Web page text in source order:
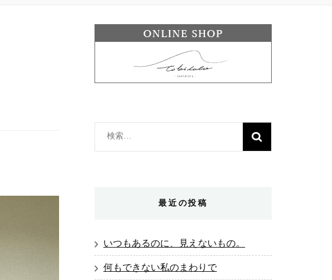
検
最近の投稿
いつもあるのに、見えないもの。
何もできない私のまわりで